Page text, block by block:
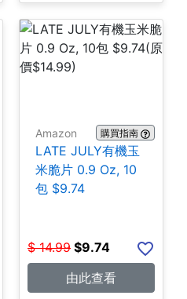
Amazon 購買指南
LATE JULY有機玉
米脆片 0.9 Oz, 10
包 $9.74
$ 14.99 $9.74
由此查看